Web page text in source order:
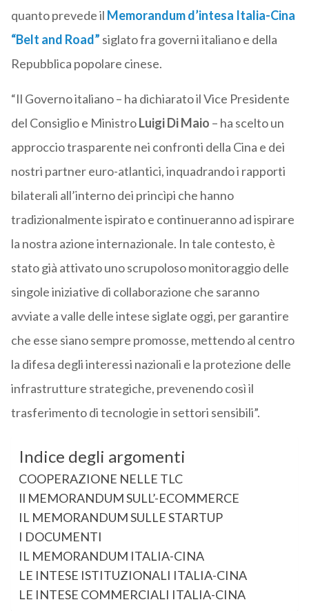
quanto prevede il Memorandum d’intesa Italia-Cina
“Belt and Road” siglato fra governi italiano e della
Repubblica popolare cinese.
“Il Governo italiano – ha dichiarato il Vice Presidente
del Consiglio e MinistroLuigi Di Maio – ha scelto un
approccio trasparente nei confronti della Cina e dei
nostri partner euro-atlantici, inquadrando i rapporti
bilaterali all’interno dei princìpi che hanno
tradizionalmente ispirato e continueranno ad ispirare
la nostra azione internazionale. In tale contesto, è
stato già attivato uno scrupoloso monitoraggio delle
singole iniziative di collaborazione che saranno
avviate a valle delle intese siglate oggi, per garantire
che esse siano sempre promosse, mettendo al centro
la difesa degli interessi nazionali e la protezione delle
infrastrutture strategiche, prevenendo così il
trasferimento di tecnologie in settori sensibili”.
Indice degli argomenti
COOPERAZIONE NELLE TLC
Il MEMORANDUM SULL’-ECOMMERCE
IL MEMORANDUM SULLE STARTUP
I DOCUMENTI
IL MEMORANDUM ITALIA-CINA
LE INTESE ISTITUZIONALI ITALIA-CINA
LE INTESE COMMERCIALI ITALIA-CINA